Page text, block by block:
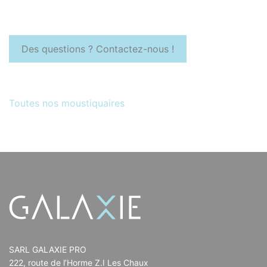
Des questions ? Contactez-nous !
Toutes nos moustiquaires
SARL GALAXIE PRO
222, route de l’Horme Z.I Les Chaux